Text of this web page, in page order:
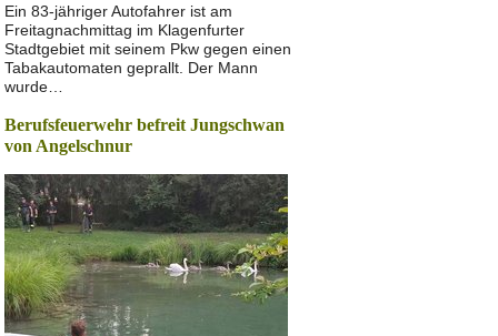
Ein 83-jähriger Autofahrer ist am
Freitagnachmittag im Klagenfurter
Stadtgebiet mit seinem Pkw gegen einen
Tabakautomaten geprallt. Der Mann
wurde…
Berufsfeuerwehr befreit Jungschwan
von Angelschnur